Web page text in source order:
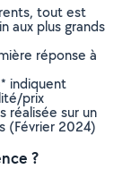
tout est
aux plus grands
réponse à
indiquent
prix
réalisée sur un
(Février 2024)
?